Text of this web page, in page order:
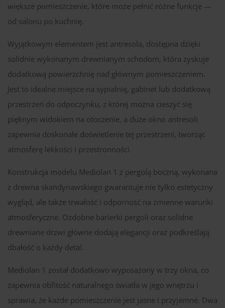
większe pomieszczenie, które może pełnić różne funkcje —
od salonu po kuchnię.
Wyjątkowym elementem jest antresola, dostępna dzięki
solidnie wykonanym drewnianym schodom, która zyskuje
dodatkową powierzchnię nad głównym pomieszczeniem.
Jest to idealne miejsce na sypialnię, gabinet lub dodatkową
przestrzeń do odpoczynku, z której można cieszyć się
pięknym widokiem na otoczenie, a duże okno antresoli
zapewnia doskonałe doświetlenie tej przestrzeni, tworząc
atmosferę lekkości i przestronności.
Konstrukcja modelu Mediolan 1 z pergolą boczną, wykonana
z drewna skandynawskiego gwarantuje nie tylko estetyczny
wygląd, ale także trwałość i odporność na zmienne warunki
atmosferyczne. Ozdobne barierki pergoli oraz solidne
drewniane drzwi główne dodają elegancji oraz podkreślają
dbałość o każdy detal.
Mediolan 1 został dodatkowo wyposażony w trzy okna, co
zapewnia obfitość naturalnego światła w jego wnętrzu i
sprawia, że każde pomieszczenie jest jasne i przyjemne. Dwa